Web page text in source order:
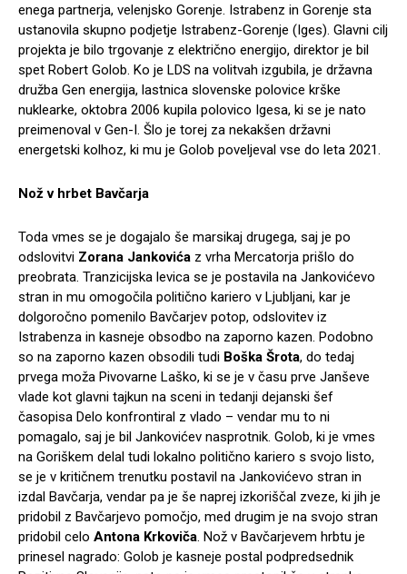
enega partnerja, velenjsko Gorenje. Istrabenz in Gorenje sta
ustanovila skupno podjetje Istrabenz-Gorenje (Iges). Glavni cilj
projekta je bilo trgovanje z električno energijo, direktor je bil
spet Robert Golob. Ko je LDS na volitvah izgubila, je državna
družba Gen energija, lastnica slovenske polovice krške
nuklearke, oktobra 2006 kupila polovico Igesa, ki se je nato
preimenoval v Gen-I. Šlo je torej za nekakšen državni
energetski kolhoz, ki mu je Golob poveljeval vse do leta 2021.
Nož v hrbet Bavčarja
Toda vmes se je dogajalo še marsikaj drugega, saj je po
odslovitvi Zorana Jankovića z vrha Mercatorja prišlo do
preobrata. Tranzicijska levica se je postavila na Jankovićevo
stran in mu omogočila politično kariero v Ljubljani, kar je
dolgoročno pomenilo Bavčarjev potop, odslovitev iz
Istrabenza in kasneje obsodbo na zaporno kazen. Podobno
so na zaporno kazen obsodili tudi Boška Šrota, do tedaj
prvega moža Pivovarne Laško, ki se je v času prve Janševe
vlade kot glavni tajkun na sceni in tedanji dejanski šef
časopisa Delo konfrontiral z vlado – vendar mu to ni
pomagalo, saj je bil Jankovićev nasprotnik. Golob, ki je vmes
na Goriškem delal tudi lokalno politično kariero s svojo listo,
se je v kritičnem trenutku postavil na Jankovićevo stran in
izdal Bavčarja, vendar pa je še naprej izkoriščal zveze, ki jih je
pridobil z Bavčarjevo pomočjo, med drugim je na svojo stran
pridobil celo Antona Krkoviča . Nož v Bavčarjevem hrbtu je
prinesel nagrado: Golob je kasneje postal podpredsednik